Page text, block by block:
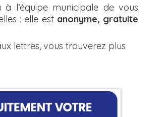
l’équipe municipale de vous
: elle est anonyme, gratuite
lettres, vous trouverez plus